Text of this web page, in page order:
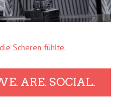
Scheren fühlte.
ARE. SOCIAL.